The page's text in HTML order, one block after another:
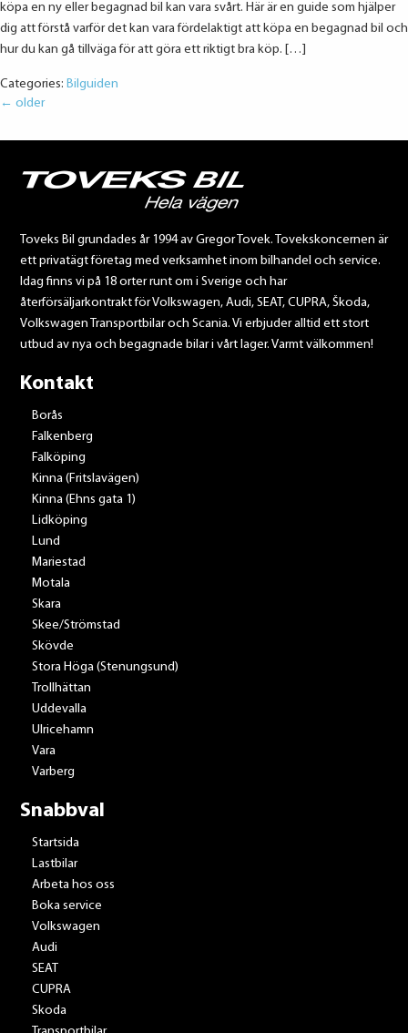
köpa en ny eller begagnad bil kan vara svårt. Här är en guide som hjälper
dig att förstå varför det kan vara fördelaktigt att köpa en begagnad bil och
hur du kan gå tillväga för att göra ett riktigt bra köp. […]
Categories: Bilguiden
← older
Toveks Bil grundades år 1994 av Gregor Tovek. Tovekskoncernen är
ett privatägt företag med verksamhet inom bilhandel och service.
Idag finns vi på 18 orter runt om i Sverige och har
återförsäljarkontrakt för Volkswagen, Audi, SEAT, CUPRA, Škoda,
Volkswagen Transportbilar och Scania. Vi erbjuder alltid ett stort
utbud av nya och begagnade bilar i vårt lager. Varmt välkommen!
Kontakt
Borås
Falkenberg
Falköping
Kinna (Fritslavägen)
Kinna (Ehns gata 1)
Lidköping
Lund
Mariestad
Motala
Skara
Skee/Strömstad
Skövde
Stora Höga (Stenungsund)
Trollhättan
Uddevalla
Ulricehamn
Vara
Varberg
Snabbval
Startsida
Lastbilar
Arbeta hos oss
Boka service
Volkswagen
Audi
SEAT
CUPRA
Skoda